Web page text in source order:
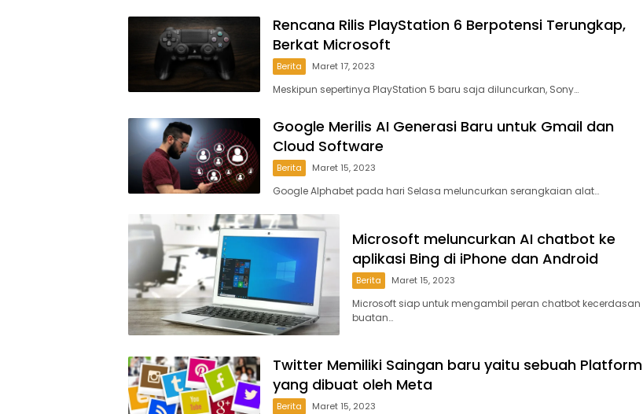
Rencana Rilis PlayStation 6 Berpotensi Terungkap,
Berkat Microsoft
Berita Maret 17, 2023
Meskipun sepertinya PlayStation 5 baru saja diluncurkan, Sony…
Google Merilis AI Generasi Baru untuk Gmail dan
Cloud Software
Berita Maret 15, 2023
Google Alphabet pada hari Selasa meluncurkan serangkaian alat…
Microsoft meluncurkan AI chatbot ke
aplikasi Bing di iPhone dan Android
Berita Maret 15, 2023
Microsoft siap untuk mengambil peran chatbot kecerdasan
buatan…
Twitter Memiliki Saingan baru yaitu sebuah Platform
yang dibuat oleh Meta
Berita Maret 15, 2023